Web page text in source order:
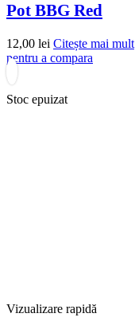
Pot BBG Red
12,00 lei Citește mai mult
pentru a compara
Stoc epuizat
Vizualizare rapidă